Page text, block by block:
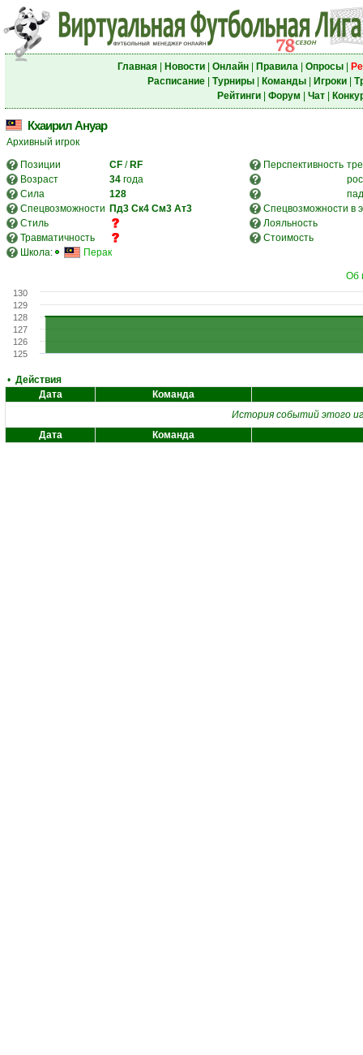
Главная| Новости| Онлайн| Правила| Опросы|
Расписание| Турниры| Команды| Игроки|
Рейтинги| Форум Чат|
Кхаирил Ануар
Архивный игрок
Позиции
CF / RF Перспективность
Возраст
34 года
Сила
128
Спецвозможности Пд3 Ск4 См3 Ат3
Спецвозможности в
Стиль
Лояльность
Травматичность
Стоимость
Школа:
Перак
Об
125
126
127
128
129
130
• Действия
Дата
Команда
История событий этого
Дата
Команда